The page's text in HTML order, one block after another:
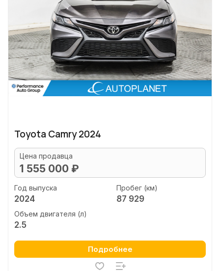
Toyota Camry 2024
Цена продавца
1 555 000 ₽
Год выпуска
2024
Пробег (км)
87 929
Объем двигателя (л)
2.5
Подробнее